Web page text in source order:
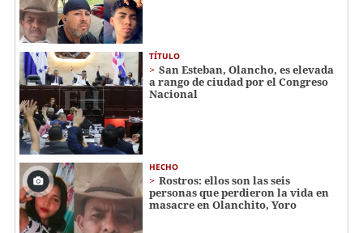
TÍTULO
San Esteban, Olancho, es elevada
a rango de ciudad por el Congreso
Nacional
HECHO
Rostros: ellos son las seis
personas que perdieron la vida en
masacre en Olanchito, Yoro